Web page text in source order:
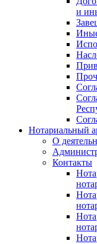
и
Нотариальный
О
Контакты